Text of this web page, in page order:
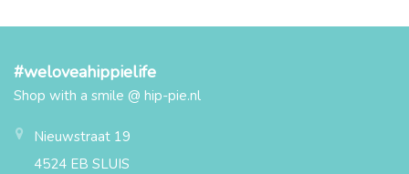
#weloveahippielife
Shop with a smile @ hip-pie.nl
Nieuwstraat 19
4524 EB SLUIS